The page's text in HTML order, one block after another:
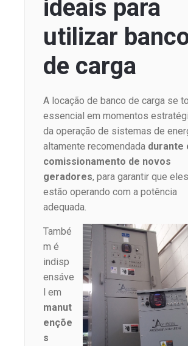
ideais para
utilizar
de carga
A locação de banco de carga se
essencial em momentos
da operação de sistemas de
altamente recomendada durante
comissionamento de novos
geradores, para garantir que eles
estão operando com a potência
adequada.
També
m é
indisp
ensáve
l em
manut
ençõe
s